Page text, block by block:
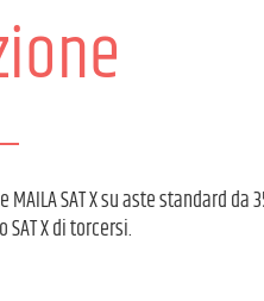
MAILA SAT X su aste standard
SAT X di torcersi.